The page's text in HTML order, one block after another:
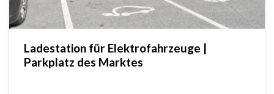
Ladestation für Elektrofahrzeuge |
Parkplatz des Marktes